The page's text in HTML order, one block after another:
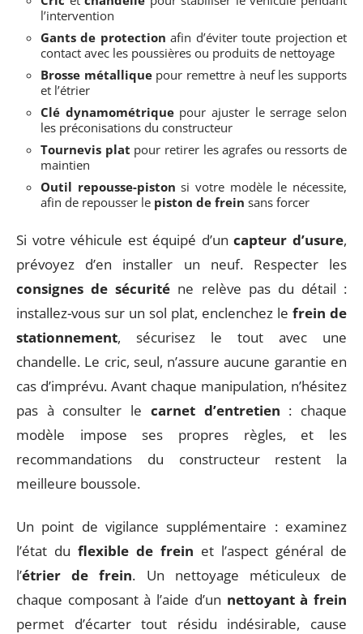
l’intervention
Gants de protection afin d’éviter toute projection et
contact avec les poussières ou produits de nettoyage
Brosse métalliquepour remettre à neuf les supports
et l’étrier
Clé dynamométriquepour ajuster le serrage selon
les préconisations du constructeur
Tournevis plat pour retirer les agrafes ou ressorts de
maintien
Outil repousse-piston si votre modèle le nécessite,
afin de repousser le piston de frein sans forcer
Si votre véhicule est équipé d’uncapteur d’usure,
prévoyez d’en installer un neuf. Respecter les
consignes de sécurité ne relève pas du détail :
installez-vous sur un sol plat, enclenchez le frein de
stationnement, sécurisez le tout avec une
chandelle. Le cric, seul, n’assure aucune garantie en
cas d’imprévu. Avant chaque manipulation, n’hésitez
pas à consulter le carnet d’entretien : chaque
modèle impose ses propres règles, et les
recommandations du constructeur restent la
meilleure boussole.
Un point de vigilance supplémentaire : examinez
l’état du flexible de frein et l’aspect général de
l’étrier de frein. Un nettoyage méticuleux de
chaque composant à l’aide d’un nettoyant à frein
permet d’écarter tout résidu indésirable, cause